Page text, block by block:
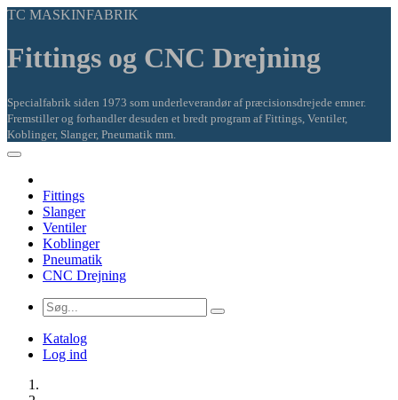
TC MASKINFABRIK
Fittings og CNC Drejning
Specialfabrik siden 1973 som underleverandør af præcisionsdrejede emner.
Fremstiller og forhandler desuden et bredt program af Fittings, Ventiler,
Koblinger, Slanger, Pneumatik mm.
Fittings
Slanger
Ventiler
Koblinger
Pneumatik
CNC Drejning
Katalog
Log ind